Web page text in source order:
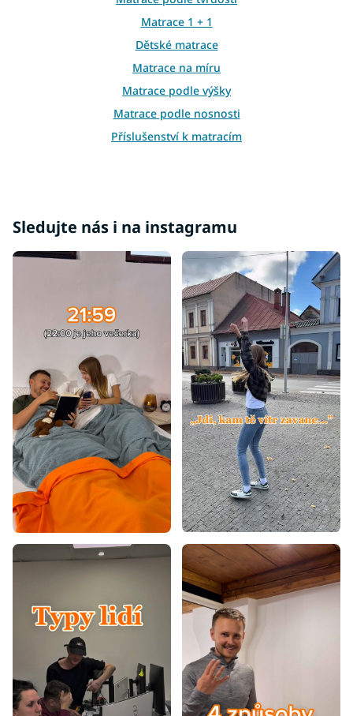
p
i
u
Matrace 1 + 1
Dětské matrace
Matrace na míru
Matrace podle výšky
Matrace podle nosnosti
Příslušenství k matracím
Sledujte nás i na instagramu